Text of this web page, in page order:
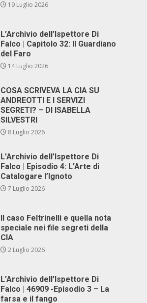
19 Luglio 2026
L’Archivio dell’Ispettore Di
Falco | Capitolo 32: Il Guardiano
del Faro
14 Luglio 2026
COSA SCRIVEVA LA CIA SU
ANDREOTTI E I SERVIZI
SEGRETI? – DI ISABELLA
SILVESTRI
8 Luglio 2026
L’Archivio dell’Ispettore Di
Falco | Episodio 4: L’Arte di
Catalogare l’Ignoto
7 Luglio 2026
Il caso Feltrinelli e quella nota
speciale nei file segreti della
CIA
2 Luglio 2026
L’Archivio dell’Ispettore Di
Falco | 46909 -Episodio 3 – La
farsa e il fango